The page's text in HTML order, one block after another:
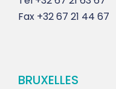
Fax +32 67 21 44 67
BRUXELLES